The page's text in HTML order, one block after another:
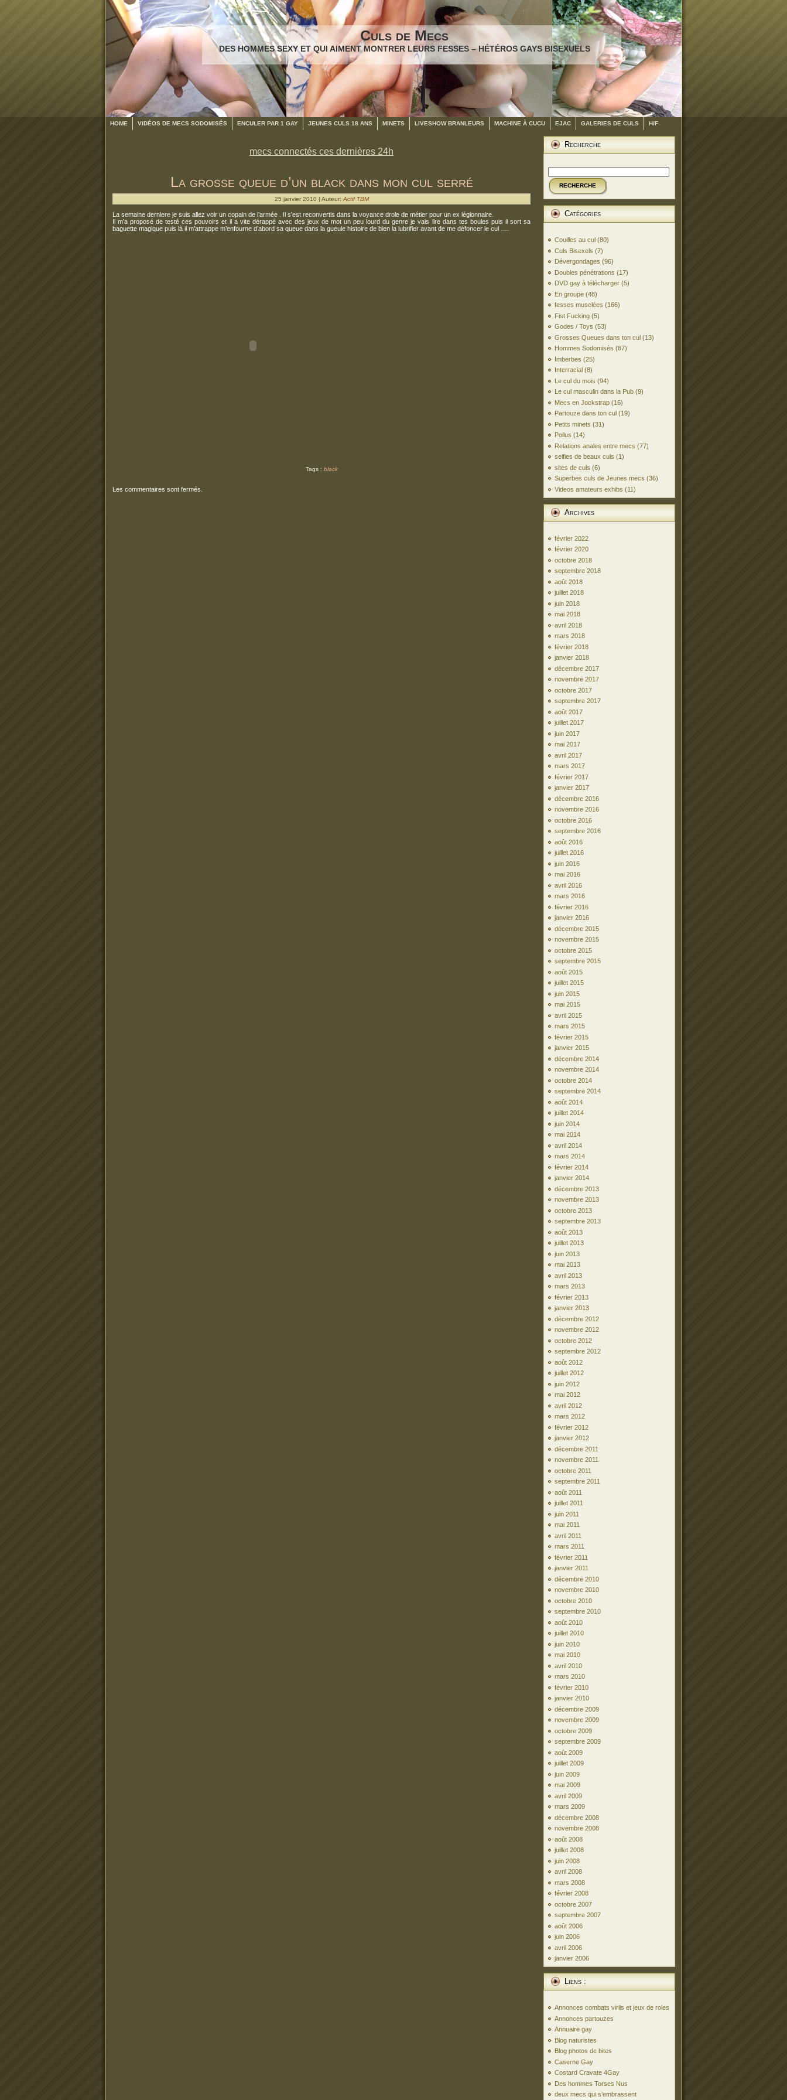
Culs de Mecs
DES HOMMES SEXY ET QUI AIMENT MONTRER LEURS FESSES – HÉTÉROS GAYS BISEXUELS
HOME VIDÉOS DE MECS SODOMISÉS ENCULER PAR 1 GAY JEUNES CULS 18 ANS MINETS LIVESHOW BRANLEURS MACHINE À CUCU EJAC GALERIES DE CULS H/F
mecs connectés ces dernières 24h
La grosse queue d’un black dans mon cul serré
25 janvier 2010 | Auteur: Actif TBM
La semaine derniere je suis allez voir un copain de l’armée . Il s’est reconvertis dans la voyance drole de métier pour un ex légionnaire.
Il m’a proposé de testé ces pouvoirs et il a vite dérappé avec des jeux de mot un peu lourd du genre je vais lire dans tes boules puis il sort sa
baguette magique puis là il m’attrappe m’enfourne d’abord sa queue dans la gueule histoire de bien la lubrifier avant de me défoncer le cul ….
Tags : black
Les commentaires sont fermés.
Recherche
RECHERCHE
Catégories
Couilles au cul (80)
Culs Bisexels (7)
Dévergondages (96)
Doubles pénétrations (17)
DVD gay à télécharger (5)
En groupe (48)
fesses musclées (166)
Fist Fucking (5)
Godes / Toys (53)
Grosses Queues dans ton cul (13)
Hommes Sodomisés (87)
Imberbes (25)
Interracial (8)
Le cul du mois (94)
Le cul masculin dans la Pub (9)
Mecs en Jockstrap (16)
Partouze dans ton cul (19)
Petits minets (31)
Poilus (14)
Relations anales entre mecs (77)
selfies de beaux culs (1)
sites de culs (6)
Superbes culs de Jeunes mecs (36)
Videos amateurs exhibs (11)
Archives
février 2022
février 2020
octobre 2018
septembre 2018
août 2018
juillet 2018
juin 2018
mai 2018
avril 2018
mars 2018
février 2018
janvier 2018
décembre 2017
novembre 2017
octobre 2017
septembre 2017
août 2017
juillet 2017
juin 2017
mai 2017
avril 2017
mars 2017
février 2017
janvier 2017
décembre 2016
novembre 2016
octobre 2016
septembre 2016
août 2016
juillet 2016
juin 2016
mai 2016
avril 2016
mars 2016
février 2016
janvier 2016
décembre 2015
novembre 2015
octobre 2015
septembre 2015
août 2015
juillet 2015
juin 2015
mai 2015
avril 2015
mars 2015
février 2015
janvier 2015
décembre 2014
novembre 2014
octobre 2014
septembre 2014
août 2014
juillet 2014
juin 2014
mai 2014
avril 2014
mars 2014
février 2014
janvier 2014
décembre 2013
novembre 2013
octobre 2013
septembre 2013
août 2013
juillet 2013
juin 2013
mai 2013
avril 2013
mars 2013
février 2013
janvier 2013
décembre 2012
novembre 2012
octobre 2012
septembre 2012
août 2012
juillet 2012
juin 2012
mai 2012
avril 2012
mars 2012
février 2012
janvier 2012
décembre 2011
novembre 2011
octobre 2011
septembre 2011
août 2011
juillet 2011
juin 2011
mai 2011
avril 2011
mars 2011
février 2011
janvier 2011
décembre 2010
novembre 2010
octobre 2010
septembre 2010
août 2010
juillet 2010
juin 2010
mai 2010
avril 2010
mars 2010
février 2010
janvier 2010
décembre 2009
novembre 2009
octobre 2009
septembre 2009
août 2009
juillet 2009
juin 2009
mai 2009
avril 2009
mars 2009
décembre 2008
novembre 2008
août 2008
juillet 2008
juin 2008
avril 2008
mars 2008
février 2008
octobre 2007
septembre 2007
août 2006
juin 2006
avril 2006
janvier 2006
Liens :
Annonces combats virils et jeux de roles
Annonces partouzes
Annuaire gay
Blog naturistes
Blog photos de bites
Caserne Gay
Costard Cravate 4Gay
Des hommes Torses Nus
deux mecs qui s’embrassent